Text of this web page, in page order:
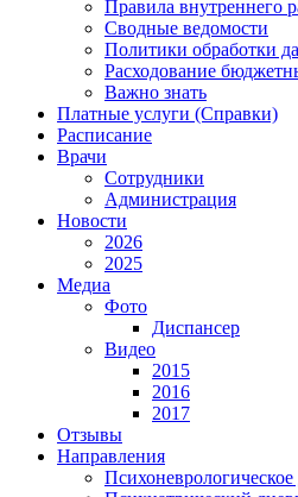
Правила внутреннего
Сводные ведомости
Политики обработки
Расходование
Важно знать
Платные услуги (Справки)
Расписание
Врачи
Сотрудники
Администрация
Новости
2026
2025
Медиа
Фото
Диспансер
Видео
2015
2016
2017
Отзывы
Направления